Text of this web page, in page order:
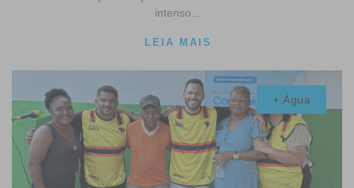
intenso...
LEIA MAIS
+ Água